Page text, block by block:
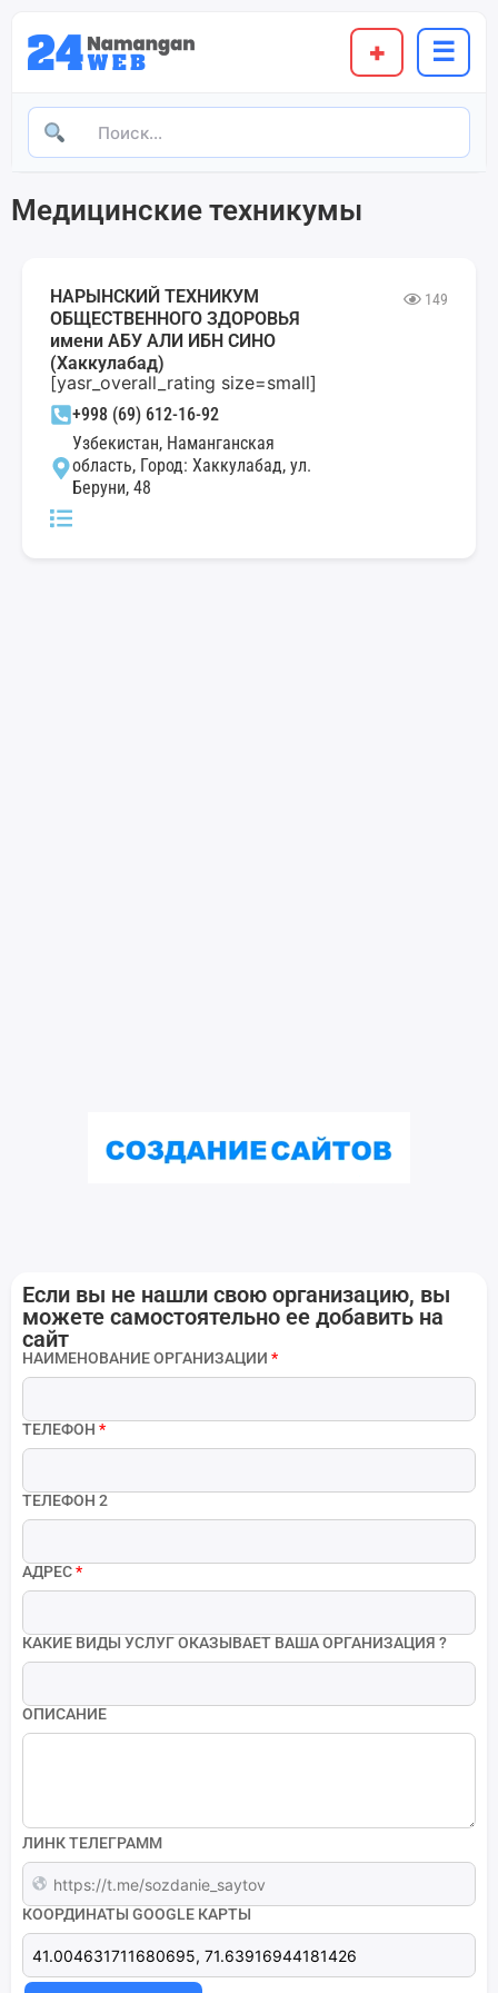
+ ☰
Медицинские техникумы
НАРЫНСКИЙ ТЕХНИКУМ
ОБЩЕСТВЕННОГО ЗДОРОВЬЯ
имени АБУ АЛИ ИБН СИНО
(Хаккулабад)
149
[yasr_overall_rating size=small]
+998 (69) 612-16-92
Узбекистан, Наманганская
область, Город: Хаккулабад, ул.
Беруни, 48
Если вы не нашли свою организацию, вы
можете самостоятельно ее добавить на
сайт
НАИМЕНОВАНИЕ ОРГАНИЗАЦИИ *
ТЕЛЕФОН *
ТЕЛЕФОН 2
АДРЕС*
КАКИЕ ВИДЫ УСЛУГ ОКАЗЫВАЕТ ВАША ОРГАНИЗАЦИЯ ?
ОПИСАНИЕ
ЛИНК ТЕЛЕГРАММ
КООРДИНАТЫ GOOGLE КАРТЫ